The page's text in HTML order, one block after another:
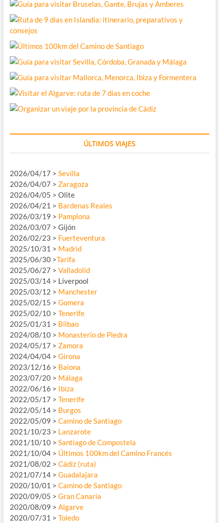
ÚLTIMOS VIAJES
2026/04/17 > Sevilla
2026/04/07 > Zaragoza
2026/04/05 > Olite
2026/04/21 > Bardenas Reales
2026/03/19 > Pamplona
2026/03/07 > Gijón
2026/02/23 > Fuerteventura
2025/10/31 > Madrid
2025/06/30 >Tarifa
2025/06/27 > Valladolid
2025/03/14 > Liverpool
2025/03/12 > Manchester
2025/02/15 > Gomera
2025/02/10 > Tenerife
2025/01/31 > Bilbao
2024/08/10 > Monasterio de Piedra
2024/05/17 > Zamora
2024/04/04 > Girona
2023/12/16 > Baiona
2023/07/20 > Málaga
2022/06/16 > Ibiza
2022/05/17 > Tenerife
2022/05/14 > Burgos
2022/05/09 > Camino de Santiago
2021/10/23 > Lanzarote
2021/10/10 > Santiago de Compostela
2021/10/04 > Últimos 100km del Camino Francés
2021/08/02 > Cádiz (ruta)
2021/07/14 > Guadalajara
2020/10/01 > Camino de Santiago
2020/09/05 > Gran Canaria
2020/08/09 > Algarve
2020/07/31 > Toledo